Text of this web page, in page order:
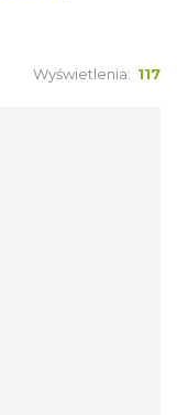
Wyświetlenia: 117